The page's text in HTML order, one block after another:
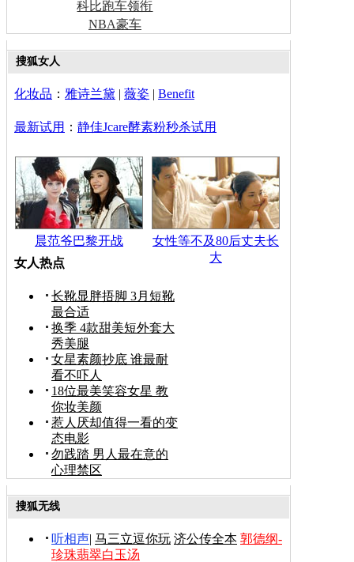
科比跑车领衔
NBA豪车
搜狐女人
化妆品 ： 雅诗兰黛 | 薇姿 | Benefit
最新试用 ： 静佳Jcare酵素粉秒杀试用
晨范爷巴黎开战
女性等不及80后丈夫长
大
女人热点
长靴显胖捂脚 3月短靴
最合适
换季 4款甜美短外套大
秀美腿
女星素颜抄底 谁最耐
看不吓人
18位最美笑容女星 教
你妆美颜
惹人厌却值得一看的变
态电影
勿践踏 男人最在意的
心理禁区
搜狐无线
听相声| 马三立逗你玩 济公传全本 郭德纲-
珍珠翡翠白玉汤